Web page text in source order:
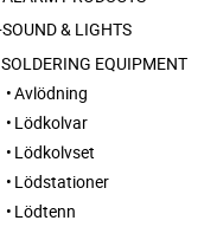
SOUND & LIGHTS
SOLDERING EQUIPMENT
Avlödning
Lödkolvar
Lödkolvset
Lödstationer
Lödtenn